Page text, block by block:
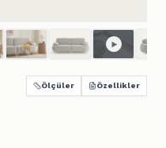
Ölçüler Özellikler